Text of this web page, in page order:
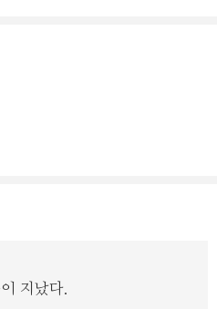
은 초등학교 2학년 건이가 우연찮
만나 오방권법을 수련하면서 겪은
야기다. 가족을 잃은 슬픔을 딛고
인물의 여러 가지 마음의 모습과
악’의 메시지를 매끄럽게 전달한
지났다.